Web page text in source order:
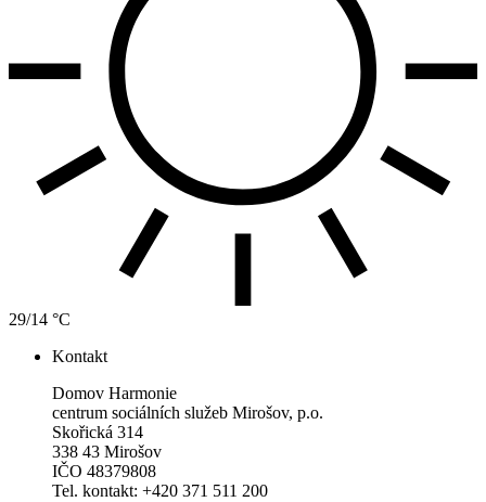
29/14 °C
Kontakt
Domov Harmonie
centrum sociálních služeb Mirošov, p.o.
Skořická 314
338 43 Mirošov
IČO 48379808
Tel. kontakt: +420 371 511 200